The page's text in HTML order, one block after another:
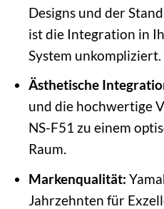
Designs und der
ist die Integration in
System unkompliziert.
Ästhetische
und die hochwertige
NS-F51 zu einem
Raum.
Markenqualität:
Jahrzehnten für